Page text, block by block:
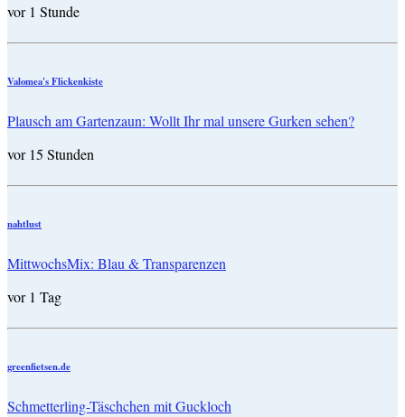
vor 1 Stunde
Valomea's Flickenkiste
Plausch am Gartenzaun: Wollt Ihr mal unsere Gurken sehen?
vor 15 Stunden
nahtlust
MittwochsMix: Blau & Transparenzen
vor 1 Tag
greenfietsen.de
Schmetterling-Täschchen mit Guckloch